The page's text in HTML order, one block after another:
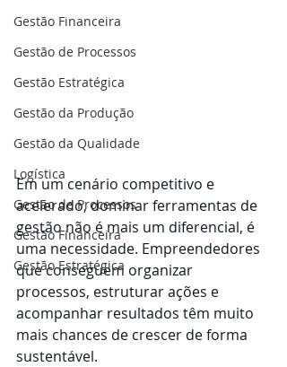
Gestão Financeira
Gestão de Processos
Gestão Estratégica
Gestão da Produção
Gestão da Qualidade
Logística
Gestão de Processos
Gestão Financeira
Gestão Estratégica
Em um cenário competitivo e
acelerado, dominar ferramentas de
gestão não é mais um diferencial, é
uma necessidade. Empreendedores
que conseguem organizar
processos, estruturar ações e
acompanhar resultados têm muito
mais chances de crescer de forma
sustentável.